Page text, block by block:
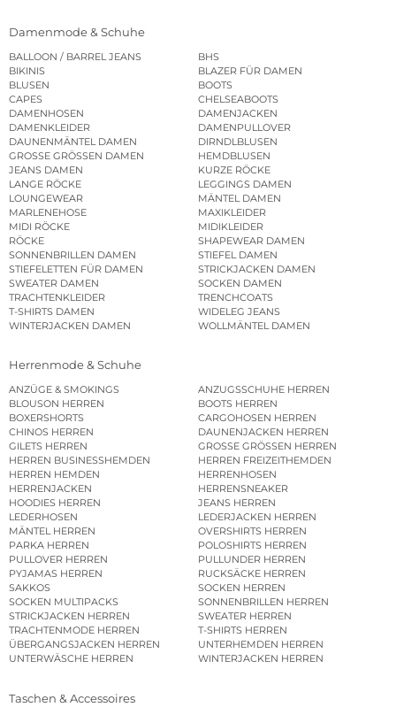
Damenmode & Schuhe
BALLOON / BARREL JEANS
BHS
BIKINIS
BLAZER FÜR DAMEN
BLUSEN
BOOTS
CAPES
CHELSEABOOTS
DAMENHOSEN
DAMENJACKEN
DAMENKLEIDER
DAMENPULLOVER
DAUNENMÄNTEL DAMEN
DIRNDLBLUSEN
GROSSE GRÖSSEN DAMEN
HEMDBLUSEN
JEANS DAMEN
KURZE RÖCKE
LANGE RÖCKE
LEGGINGS DAMEN
LOUNGEWEAR
MÄNTEL DAMEN
MARLENEHOSE
MAXIKLEIDER
MIDI RÖCKE
MIDIKLEIDER
RÖCKE
SHAPEWEAR DAMEN
SONNENBRILLEN DAMEN
STIEFEL DAMEN
STIEFELETTEN FÜR DAMEN
STRICKJACKEN DAMEN
SWEATER DAMEN
SOCKEN DAMEN
TRACHTENKLEIDER
TRENCHCOATS
T-SHIRTS DAMEN
WIDELEG JEANS
WINTERJACKEN DAMEN
WOLLMÄNTEL DAMEN
Herrenmode & Schuhe
ANZÜGE & SMOKINGS
ANZUGSSCHUHE HERREN
BLOUSON HERREN
BOOTS HERREN
BOXERSHORTS
CARGOHOSEN HERREN
CHINOS HERREN
DAUNENJACKEN HERREN
GILETS HERREN
GROSSE GRÖSSEN HERREN
HERREN BUSINESSHEMDEN
HERREN FREIZEITHEMDEN
HERREN HEMDEN
HERRENHOSEN
HERRENJACKEN
HERRENSNEAKER
HOODIES HERREN
JEANS HERREN
LEDERHOSEN
LEDERJACKEN HERREN
MÄNTEL HERREN
OVERSHIRTS HERREN
PARKA HERREN
POLOSHIRTS HERREN
PULLOVER HERREN
PULLUNDER HERREN
PYJAMAS HERREN
RUCKSÄCKE HERREN
SAKKOS
SOCKEN HERREN
SOCKEN MULTIPACKS
SONNENBRILLEN HERREN
STRICKJACKEN HERREN
SWEATER HERREN
TRACHTENMODE HERREN
T-SHIRTS HERREN
ÜBERGANGSJACKEN HERREN
UNTERHEMDEN HERREN
UNTERWÄSCHE HERREN
WINTERJACKEN HERREN
Taschen & Accessoires